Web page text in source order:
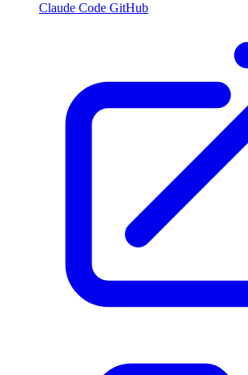
Claude Code GitHub